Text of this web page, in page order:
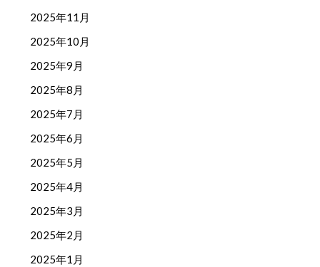
2025年11月
2025年10月
2025年9月
2025年8月
2025年7月
2025年6月
2025年5月
2025年4月
2025年3月
2025年2月
2025年1月